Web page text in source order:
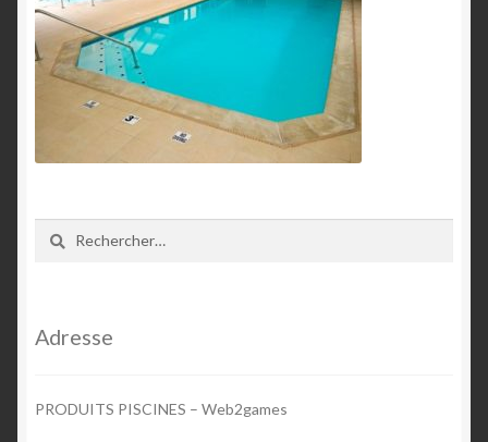
Rechercher :
Adresse
PRODUITS PISCINES – Web2games